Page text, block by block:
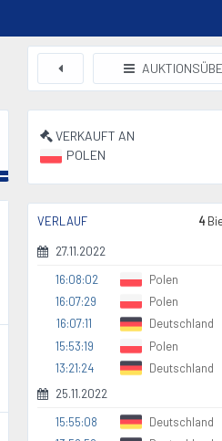
VERKAUFT AN
POLEN
VERLAUF 4
27.11.2022
16:08:02
Polen
16:07:29
Polen
16:07:11
Deutschland
15:53:19
Polen
13:21:24
Deutschland
25.11.2022
15:55:08
Deutschland